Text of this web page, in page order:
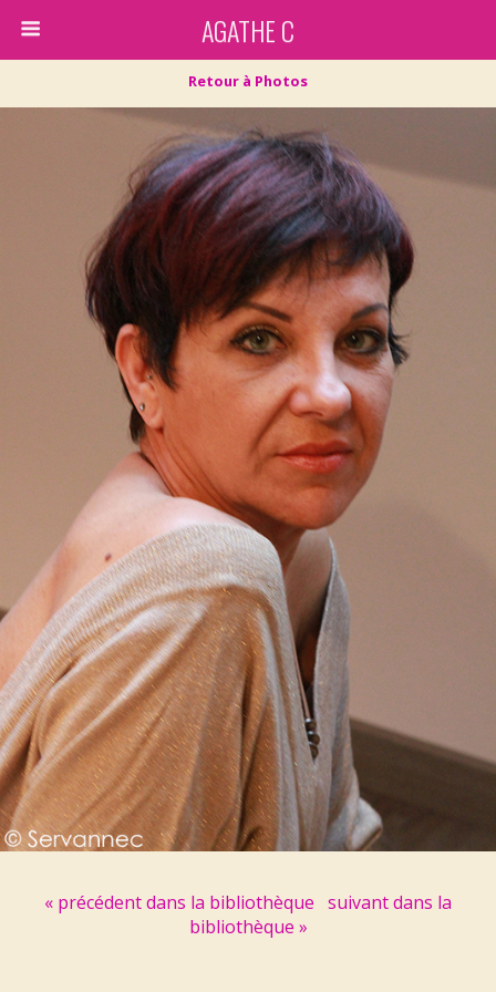
AGATHE C
Retour à Photos
« précédent dans la bibliothèque suivant dans la
bibliothèque »